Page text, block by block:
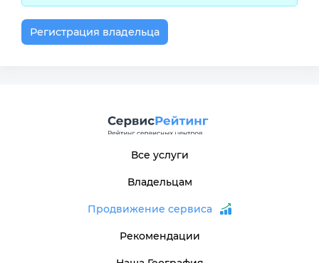
Регистрация владельца
Все услуги
Владельцам
Продвижение сервиса
Рекомендации